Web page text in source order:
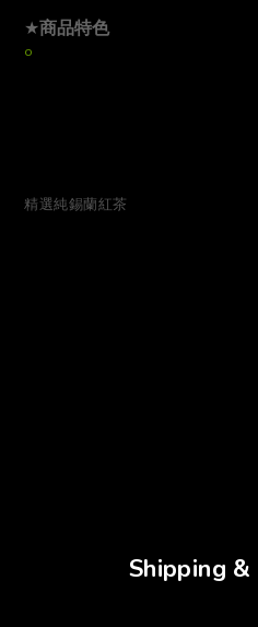
★商品特色
o
100%錫蘭茶
精選純錫蘭紅茶
Shipping